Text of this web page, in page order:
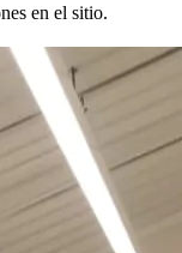
en el sitio.